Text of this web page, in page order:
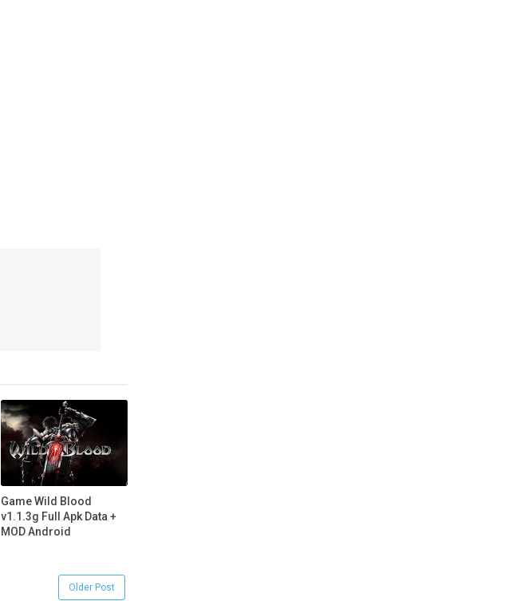
Game Wild Blood
v1.1.3g Full Apk Data +
MOD Android
Older Post